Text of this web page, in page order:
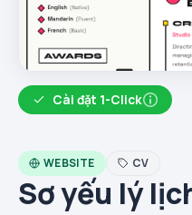
Cài đặt 1-Click
WEBSITE CV
Sơ yếu lý